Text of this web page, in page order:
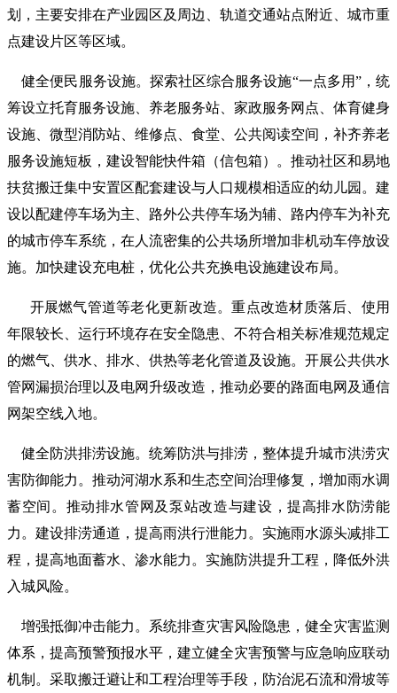
划，主要安排在产业园区及周边、轨道交通站点附近、城市重
点建设片区等区域。
健全便民服务设施。探索社区综合服务设施“一点多用”，统
筹设立托育服务设施、养老服务站、家政服务网点、体育健身
设施、微型消防站、维修点、食堂、公共阅读空间，补齐养老
服务设施短板，建设智能快件箱（信包箱）。推动社区和易地
扶贫搬迁集中安置区配套建设与人口规模相适应的幼儿园。建
设以配建停车场为主、路外公共停车场为辅、路内停车为补充
的城市停车系统，在人流密集的公共场所增加非机动车停放设
施。加快建设充电桩，优化公共充换电设施建设布局。
开展燃气管道等老化更新改造。重点改造材质落后、使用
年限较长、运行环境存在安全隐患、不符合相关标准规范规定
的燃气、供水、排水、供热等老化管道及设施。开展公共供水
管网漏损治理以及电网升级改造，推动必要的路面电网及通信
网架空线入地。
健全防洪排涝设施。统筹防洪与排涝，整体提升城市洪涝灾
害防御能力。推动河湖水系和生态空间治理修复，增加雨水调
蓄空间。推动排水管网及泵站改造与建设，提高排水防涝能
力。建设排涝通道，提高雨洪行泄能力。实施雨水源头减排工
程，提高地面蓄水、渗水能力。实施防洪提升工程，降低外洪
入城风险。
增强抵御冲击能力。系统排查灾害风险隐患，健全灾害监测
体系，提高预警预报水平，建立健全灾害预警与应急响应联动
机制。采取搬迁避让和工程治理等手段，防治泥石流和滑坡等